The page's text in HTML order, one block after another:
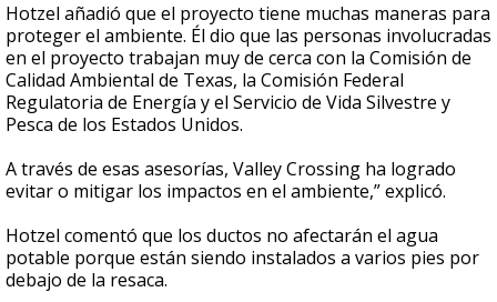
Hotzel añadió que el proyecto tiene muchas maneras para
proteger el ambiente. Él dio que las personas involucradas
en el proyecto trabajan muy de cerca con la Comisión de
Calidad Ambiental de Texas, la Comisión Federal
Regulatoria de Energía y el Servicio de Vida Silvestre y
Pesca de los Estados Unidos.
A través de esas asesorías, Valley Crossing ha logrado
evitar o mitigar los impactos en el ambiente,” explicó.
Hotzel comentó que los ductos no afectarán el agua
potable porque están siendo instalados a varios pies por
debajo de la resaca.